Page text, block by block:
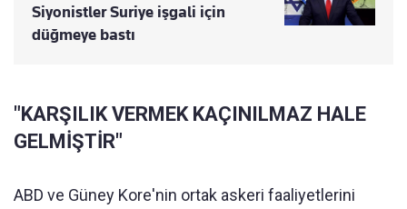
Siyonistler Suriye işgali için
düğmeye bastı
"KARŞILIK VERMEK KAÇINILMAZ HALE
GELMİŞTİR"
ABD ve Güney Kore'nin ortak askeri faaliyetlerini